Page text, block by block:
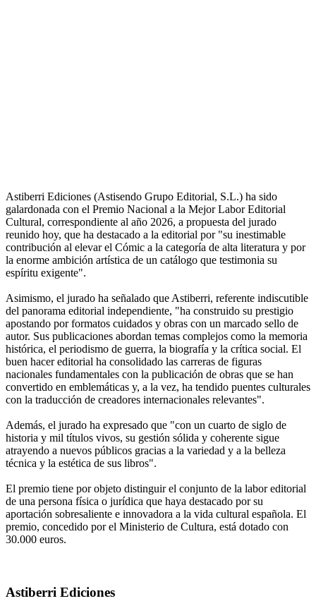
Astiberri Ediciones (Astisendo Grupo Editorial, S.L.) ha sido
galardonada con el Premio Nacional a la Mejor Labor Editorial
Cultural, correspondiente al año 2026, a propuesta del jurado
reunido hoy, que ha destacado a la editorial por "su inestimable
contribución al elevar el Cómic a la categoría de alta literatura y por
la enorme ambición artística de un catálogo que testimonia su
espíritu exigente".
Asimismo, el jurado ha señalado que Astiberri, referente indiscutible
del panorama editorial independiente, "ha construido su prestigio
apostando por formatos cuidados y obras con un marcado sello de
autor. Sus publicaciones abordan temas complejos como la memoria
histórica, el periodismo de guerra, la biografía y la crítica social. El
buen hacer editorial ha consolidado las carreras de figuras
nacionales fundamentales con la publicación de obras que se han
convertido en emblemáticas y, a la vez, ha tendido puentes culturales
con la traducción de creadores internacionales relevantes".
Además, el jurado ha expresado que "con un cuarto de siglo de
historia y mil títulos vivos, su gestión sólida y coherente sigue
atrayendo a nuevos públicos gracias a la variedad y a la belleza
técnica y la estética de sus libros".
El premio tiene por objeto distinguir el conjunto de la labor editorial
de una persona física o jurídica que haya destacado por su
aportación sobresaliente e innovadora a la vida cultural española. El
premio, concedido por el Ministerio de Cultura, está dotado con
30.000 euros.
Astiberri Ediciones